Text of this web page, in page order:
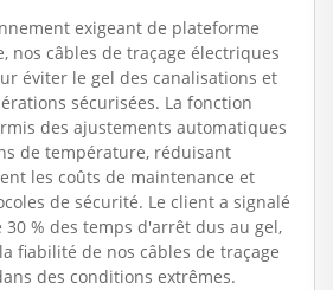
exigeant de plateforme
nos câbles de traçage électriques
éviter le gel des canalisations et
sécurisées. La fonction
des ajustements automatiques
de température, réduisant
les coûts de maintenance et
de sécurité. Le client a signalé
% des temps d'arrêt dus au gel,
fiabilité de nos câbles de traçage
des conditions extrêmes.